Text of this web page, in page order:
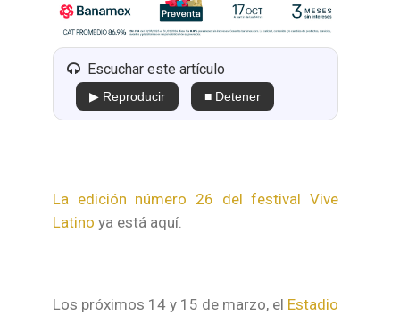
Escuchar este artículo
▶ Reproducir ■ Detener
La edición número 26 del festival Vive
Latino ya está aquí.
Los próximos 14 y 15 de marzo, el Estadio